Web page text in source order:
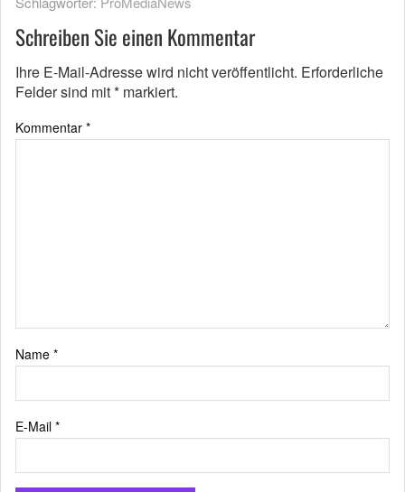
Schreiben Sie einen Kommentar
Ihre E-Mail-Adresse wird nicht veröffentlicht. Erforderliche
Felder sind mit* markiert.
Kommentar *
Name *
E-Mail *